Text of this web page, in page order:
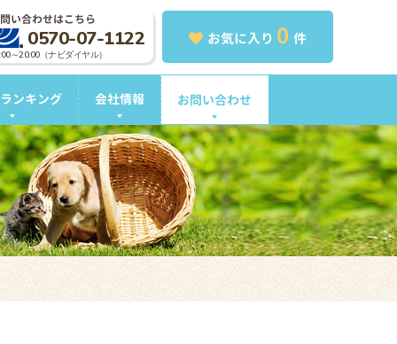
お気に入り 0 件
い合わせはこちら
0570-07-1122
～20:00（ナビダイヤル）
ンキング 会社情報 お問い合わせ